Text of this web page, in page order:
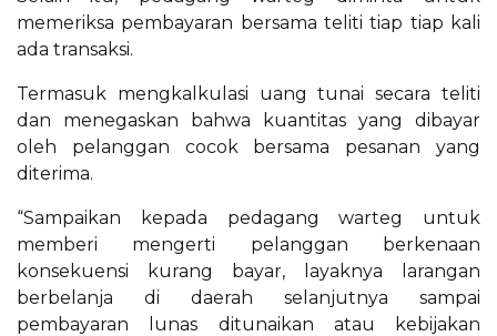
memeriksa pembayaran bersama teliti tiap tiap kali
ada transaksi.
Termasuk mengkalkulasi uang tunai secara teliti
dan menegaskan bahwa kuantitas yang dibayar
oleh pelanggan cocok bersama pesanan yang
diterima.
“Sampaikan kepada pedagang warteg untuk
memberi mengerti pelanggan berkenaan
konsekuensi kurang bayar, layaknya larangan
berbelanja di daerah selanjutnya sampai
pembayaran lunas ditunaikan atau kebijakan